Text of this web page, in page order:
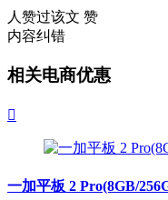
人赞过该文 赞
内容纠错
相关电商优惠

一加平板 2 Pro(8GB/